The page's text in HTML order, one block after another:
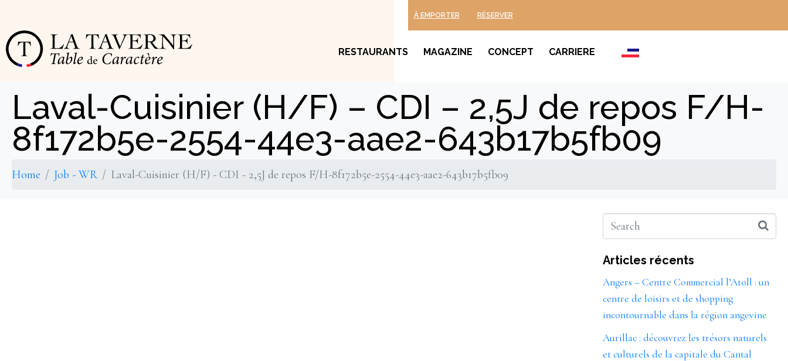
À EMPORTER RÉSERVER
RESTAURANTS MAGAZINE CONCEPT CARRIERE
Laval-Cuisinier (H/F) – CDI – 2,5J de repos F/H-
8f172b5e-2554-44e3-aae2-643b17b5fb09
Home Job - WR Laval-Cuisinier (H/F) - CDI - 2,5J de repos F/H-8f172b5e-2554-44e3-aae2-643b17b5fb09
Articles récents
Angers – Centre Commercial l’Atoll : un
centre de loisirs et de shopping
incontournable dans la région angevine
Aurillac : découvrez les trésors naturels
et culturels de la capitale du Cantal